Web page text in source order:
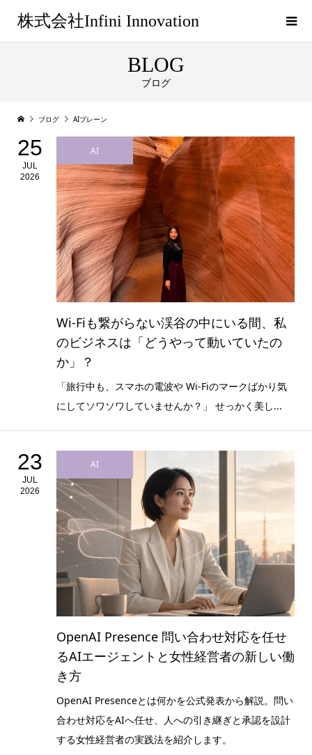
株式会社Infini Innovation
BLOG
ブログ
ブログ AIブレーン
25
JUL
2026
AI
Wi-Fiも繋がらない渓谷の中にいる間、私
のビジネスは「どうやって動いていたの
か」？
「旅行中も、スマホの電波や Wi-Fiのマークばかり気
にしてソワソワしていませんか？」 せっかく美し...
23
JUL
2026
AI
OpenAI Presence 問い合わせ対応を任せ
るAIエージェントと女性経営者の新しい働
き方
OpenAI Presenceとは何かを公式発表から解説。問い
合わせ対応をAIへ任せ、人への引き継ぎと承認を設計
する女性経営者の実践法を紹介します。